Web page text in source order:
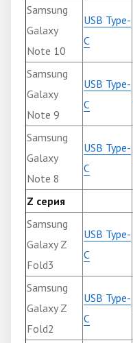
Samsung
Galaxy
Note 10
USB Type-
C
Samsung
Galaxy
Note 9
USB Type-
C
Samsung
Galaxy
Note 8
USB Type-
C
Z серия
Samsung
Galaxy Z
Fold3
USB Type-
C
Samsung
Galaxy Z
Fold2
USB Type-
C